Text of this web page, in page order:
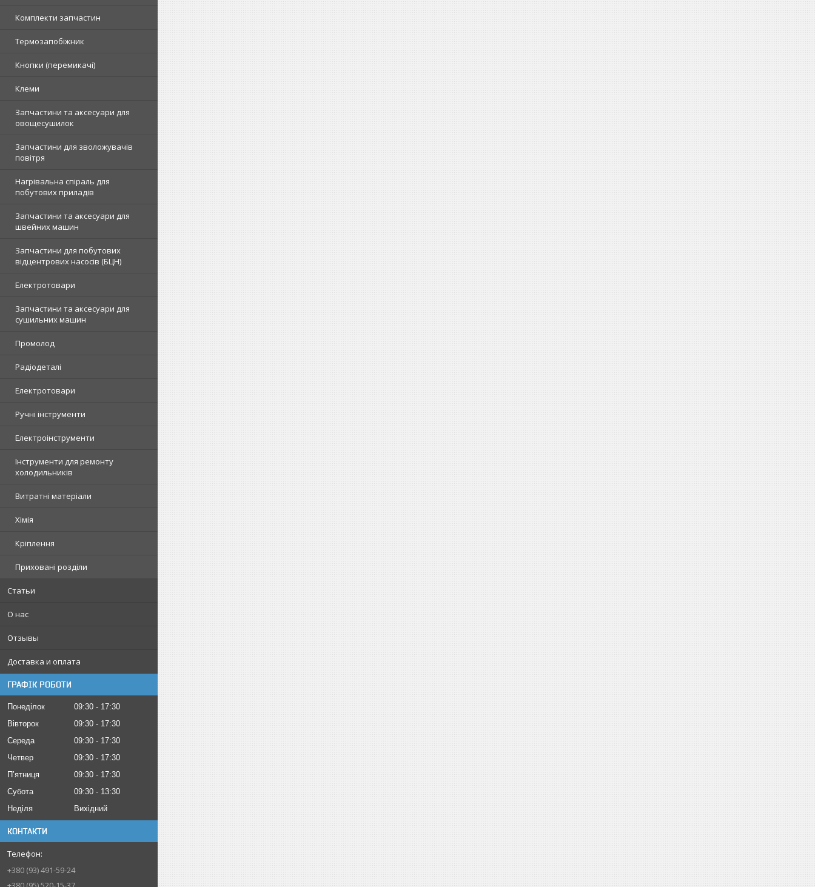
Комплекти запчастин
Термозапобіжник
Кнопки (перемикачі)
Клеми
Запчастини та аксесуари для
овощесушилок
Запчастини для зволожувачів
повітря
Нагрівальна спіраль для
побутових приладів
Запчастини та аксесуари для
швейних машин
Запчастини для побутових
відцентрових насосів (БЦН)
Електротовари
Запчастини та аксесуари для
сушильних машин
Промолод
Радіодеталі
Електротовари
Ручні інструменти
Електроінструменти
Інструменти для ремонту
холодильників
Витратні матеріали
Хімія
Кріплення
Приховані розділи
Статьи
О нас
Отзывы
Доставка и оплата
ГРАФІК РОБОТИ
Понеділок 09:30
17:30
Вівторок
09:30
17:30
Середа
09:30
17:30
Четвер
09:30
17:30
Пʼятниця
09:30
17:30
Субота
09:30
13:30
Неділя
Вихідний
КОНТАКТИ
+380 (93) 491-59-24